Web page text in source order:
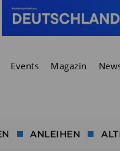
Events Magazin
ANLEIHEN